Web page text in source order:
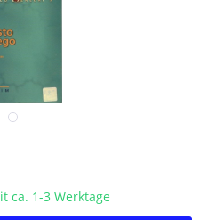
ca. 1-3 Werktage